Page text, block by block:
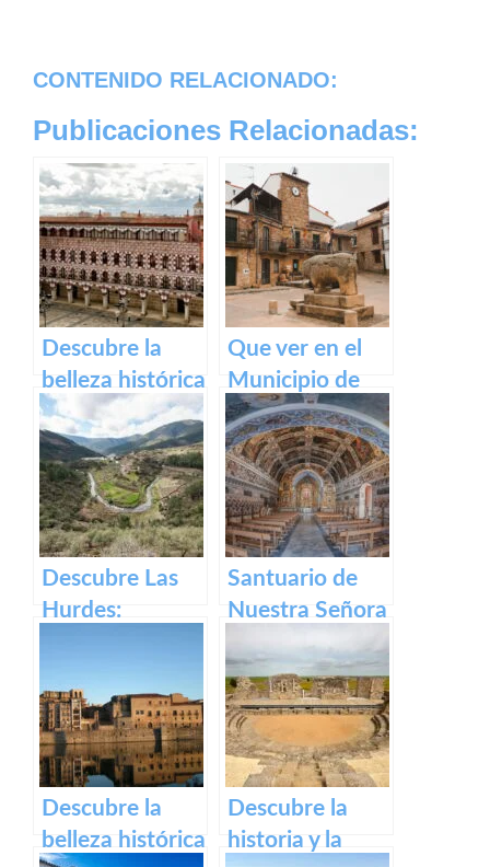
CONTENIDO RELACIONADO:
Publicaciones Relacionadas:
Descubre la
belleza histórica
y cultural de
Plaza Alta de
Badajoz
Que ver en el
Municipio de
Segura de Toro
en caceres
Descubre Las
Hurdes:
rincones
ocultos en
Cáceres
Santuario de
Nuestra Señora
Historia,
devoción y
turismo en
España
Descubre la
belleza histórica
Descubre la
historia y la